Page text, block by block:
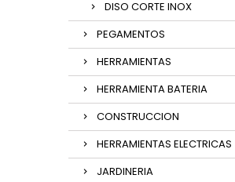
DISO CORTE INOX
PEGAMENTOS
HERRAMIENTAS
HERRAMIENTA BATERIA
CONSTRUCCION
HERRAMIENTAS ELECTRICAS
JARDINERIA